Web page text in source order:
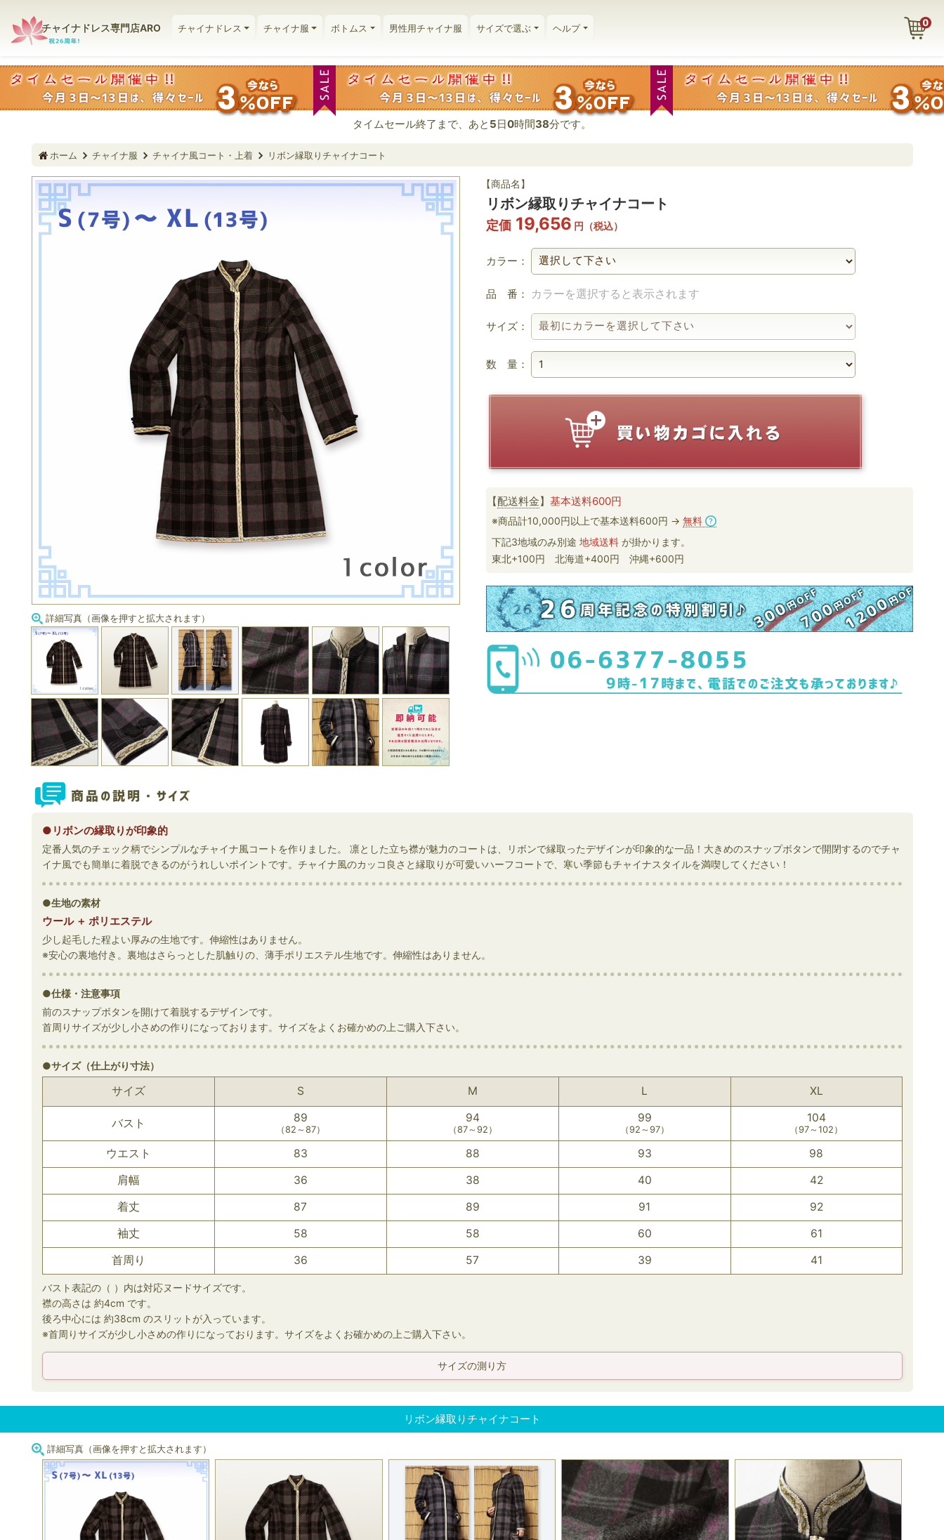
チャイナドレス専門店ARO チャイナドレス チャイナ服 ボトムス 男性用チャイナ服 サイズで選ぶ ヘルプ
タイムセール終了まで、あと 5日0時間38分です。
ホーム チャイナ服 チャイナ風コート・上着 リボン縁取りチャイナコート
詳細写真（画像を押すと拡大されます）
【商品名】
リボン縁取りチャイナコート
定価 19,656 円（税込）
カラー：
品 番： カラーを選択すると表示されます
サイズ：
数 量：
【配送料金】 基本送料600円
※商品計10,000円以上で基本送料600円 → 無料
下記3地域のみ別途 地域送料 が掛かります。
東北+100円 北海道+400円 沖縄+600円
●リボンの縁取りが印象的
定番人気のチェック柄でシンプルなチャイナ風コートを作りました。 凛とした立ち襟が魅力のコートは、リボンで縁取ったデザインが印象的な一品！大きめのスナップボタンで開閉するのでチャ
イナ風でも簡単に着脱できるのがうれしいポイントです。チャイナ風のカッコ良さと縁取りが可愛いハーフコートで、寒い季節もチャイナスタイルを満喫してください！
●生地の素材
ウール ＋ ポリエステル
少し起毛した程よい厚みの生地です。伸縮性はありません。
※安心の裏地付き。裏地はさらっとした肌触りの、薄手ポリエステル生地です。伸縮性はありません。
●仕様・注意事項
前のスナップボタンを開けて着脱するデザインです。
首周りサイズが少し小さめの作りになっております。サイズをよくお確かめの上ご購入下さい。
●サイズ（仕上がり寸法）
サイズ S M L XL
バスト 89
（82～87）
94
（87～92）
99
（92～97）
104
（97～102）
ウエスト 83 88 93
98
肩幅
36 38 40
42
着丈
87 89 91
92
袖丈
58 58 60
61
首周り
36 57 39 41
バスト表記の（ ）内は対応ヌードサイズです。
襟の高さは 約4cm です。
後ろ中心には 約38cm のスリットが入っています。
※首周りサイズが少し小さめの作りになっております。サイズをよくお確かめの上ご購入下さい。
サイズの測り方
リボン縁取りチャイナコート
詳細写真（画像を押すと拡大されます）